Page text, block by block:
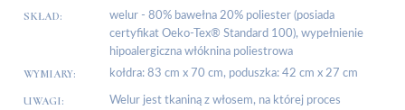
SKŁAD:
welur - 80% bawełna 20% poliester (posiada
certyfikat Oeko-Tex® Standard 100), wypełnienie
hipoalergiczna włóknina poliestrowa
WYMIARY: kołdra: 83 cm x 70 cm, poduszka: 42 cm x 27 cm
UWAGI:
Welur jest tkaniną z włosem, na której proces